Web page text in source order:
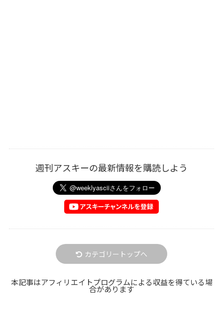
週刊アスキーの最新情報を購読しよう
カテゴリートップへ
本記事はアフィリエイトプログラムによる収益を得ている場
合があります